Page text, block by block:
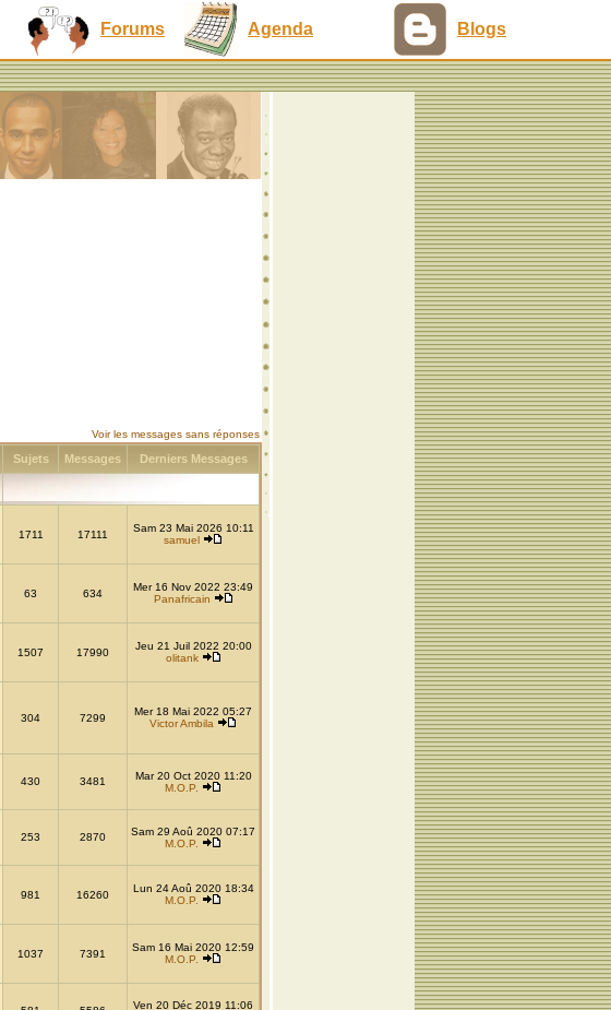
Forums Agenda Blogs
Voir les messages sans réponses
Sujets Messages Derniers Messages
1711 17111
Sam 23 Mai 2026 10:11
samuel
63 634
Mer 16 Nov 2022 23:49
Panafricain
1507 17990
Jeu 21 Juil 2022 20:00
olitank
304 7299
Mer 18 Mai 2022 05:27
Victor Ambila
430 3481
Mar 20 Oct 2020 11:20
M.O.P.
253 2870
Sam 29 Aoû 2020 07:17
M.O.P.
981 16260
Lun 24 Aoû 2020 18:34
M.O.P.
1037 7391
Sam 16 Mai 2020 12:59
M.O.P.
Ven 20 Déc 2019 11:06